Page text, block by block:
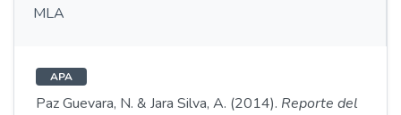
MLA
APA
Paz Guevara, N. & Jara Silva, A. (2014). Reporte del